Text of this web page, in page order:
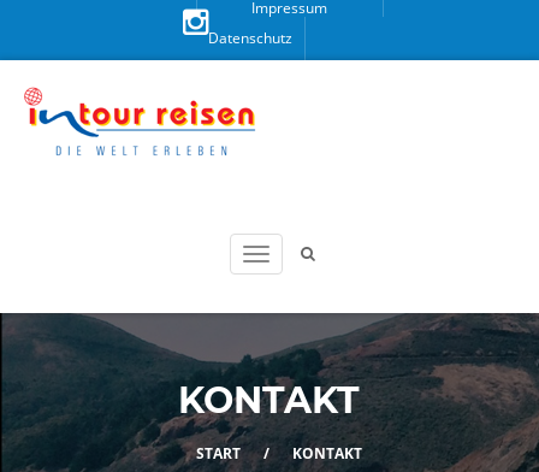
Sie uns
auf
Impressum
Datenschutz
KONTAKT
START / KONTAKT